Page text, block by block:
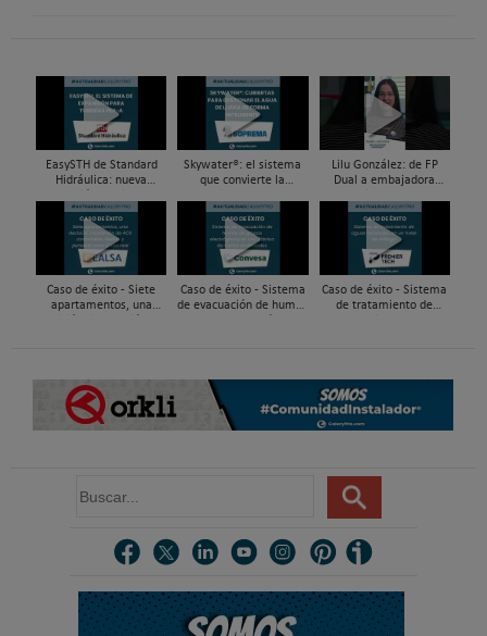
EasySTH de Standard
Hidráulica: nueva
de expansión para
tuberías PEX
Skywater®: el sistema
que convierte la
infraestructura activa de
gestión del agua...
Lilu González: de FP
Dual a embajadora
| Mecatrónica Industrial
Caso de éxito - Siete
apartamentos, una
Caso de éxito - Sistema
de evacuación de humos
Caso de éxito - Sistema
de tratamiento de
u
r
.